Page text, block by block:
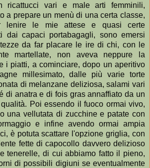
ricattucci vari e male arti femminili,
a prepare un menù di una certa classe,
lenire le mie attese e quasi certe
dai capaci portabagagli, sono emersi
da far placare le ire di chi, con le
martellate, non aveva neppure la
i piatti, a cominciare, dopo un aperitivo
millesimato, dalle più varie torte
di melanzane deliziosa, salami vari
di anatra e di fois gras annaffiato da un
Poi essendo il fuoco ormai vivo,
una vellutata di zucchine e patate con
e infine avendo ormai ampia
è potuta scattare l'opzione griglia, con
fette di capocollo davvero delizioso
tenerelle, di cui abbiamo fatto il pieno,
di possibili digiuni se eventualmente